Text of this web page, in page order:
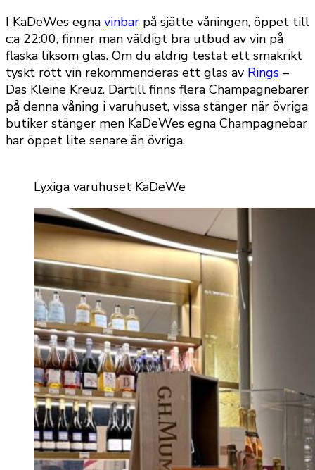
I KaDeWes egna vinbar på sjätte våningen, öppet till
c:a 22:00, finner man väldigt bra utbud av vin på
flaska liksom glas. Om du aldrig testat ett smakrikt
tyskt rött vin rekommenderas ett glas av Rings –
Das Kleine Kreuz. Därtill finns flera Champagnebarer
på denna våning i varuhuset, vissa stänger när övriga
butiker stänger men KaDeWes egna Champagnebar
har öppet lite senare än övriga.
Lyxiga varuhuset KaDeWe